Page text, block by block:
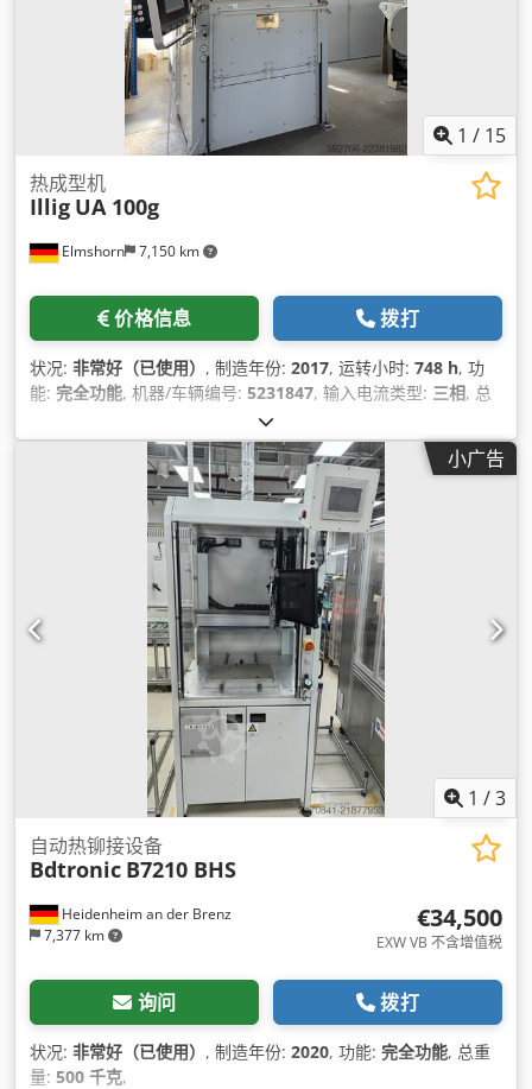
1 / 15
Elmshorn 7,150 km
热成型机
Illig UA 100g
价格信息 拨打
状况: 非常好（已使用） , 制造年份: 2017, 运转小时: 748 h, 功
能: 完全功能, 机器/车辆编号: 5231847, 输入电流类型: 三相, 总
4,740 毫米
电压:400 V, 压缩空气连接:6 横杆, 总重量:2,700 千克,
小广告
1 /3
Heidenheim an der Brenz
7,377 km
自动热铆接设备
Bdtronic B7210 BHS
€34,500
EXW VB 不含增值税
询问 拨打
状况: 非常好（已使用） , 制造年份: 2020, 功能: 完全功能, 总重
量: 500 千克,